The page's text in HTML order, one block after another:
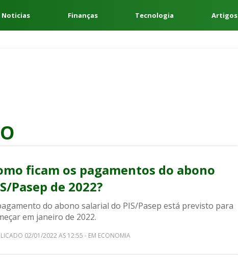
Finanças Tecnologia Artigos
ficam os pagamentos do abono
Pasep de 2022?
do abono salarial do PIS/Pasep está previsto para
em janeiro de 2022.
02/01/2022 AS 12:55 - EM ECONOMIA